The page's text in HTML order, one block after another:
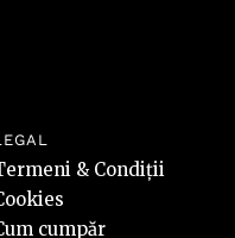
& Condiții
cumpăr